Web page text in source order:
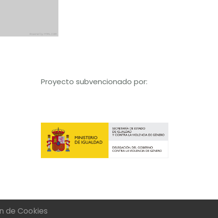
Proyecto subvencionado por:
de Cookies